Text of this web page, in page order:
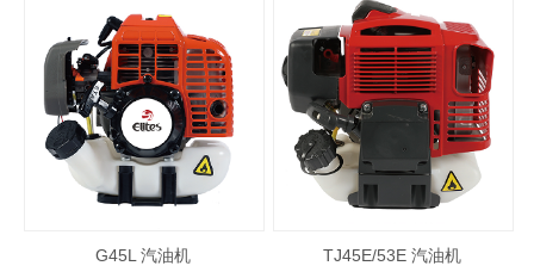
G45L 汽油机 TJ45E/53E 汽油机